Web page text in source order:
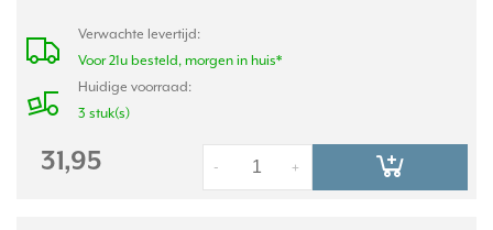
Verwachte levertijd:
Voor 21u besteld, morgen in huis*
Huidige voorraad:
3 stuk(s)
31,95 +
-